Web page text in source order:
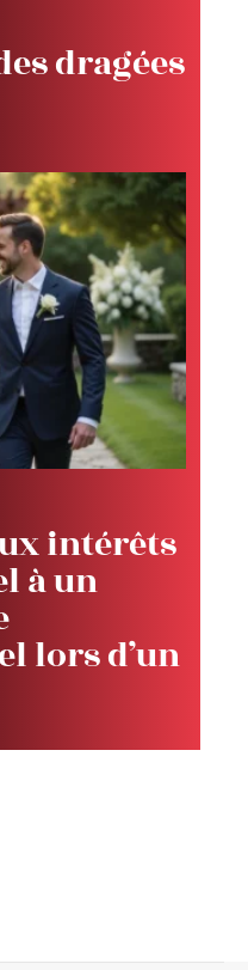
dragées
intérêts
à un
lors d’un